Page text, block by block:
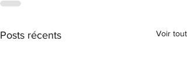
Posts récents Voir tout